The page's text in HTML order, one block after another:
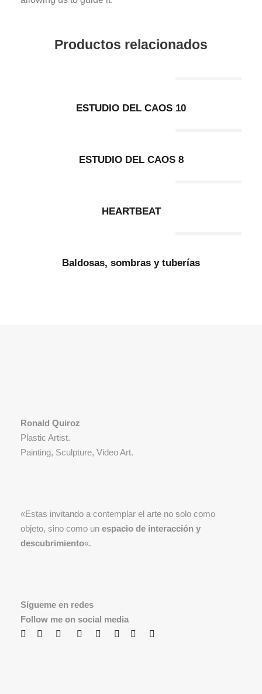
Productos relacionados
ESTUDIO DEL CAOS 10
ESTUDIO DEL CAOS 8
HEARTBEAT
Baldosas, sombras y tuberías
Ronald Quiroz
Plastic Artist.
Painting, Sculpture, Video Art.
«Estas invitando a contemplar el arte no solo como
objeto, sino como un espacio de interacción y
descubrimiento«.
Sígueme en redes
Follow me on social media